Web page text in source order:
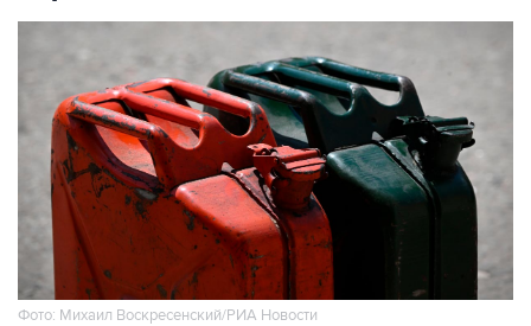
Фото: Михаил Воскресенский/РИА Новости
Москва. 5 августа. INTERFAX.RU -